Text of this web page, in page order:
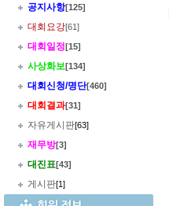
공지사항[125]
대회요강[61]
대회일정[15]
사상화보[134]
대회신청/명단[460]
대회결과[31]
자유게시판[63]
재무방[3]
대진표[43]
게시판[1]